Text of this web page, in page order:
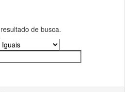
de busca.